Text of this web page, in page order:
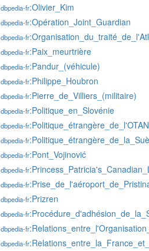
dbpedia-fr:Olivier_Kim
dbpedia-fr:Opération_Joint_Guardian
dbpedia-fr
dbpedia-fr:Paix_meurtrière
dbpedia-fr:Pandur_(véhicule)
dbpedia-fr:Philippe_Houbron
dbpedia-fr:Pierre_de_Villiers_(militaire)
dbpedia-fr:Politique_en_Slovénie
dbpedia-fr:Politique_étrangère_de_l'OTAN
dbpedia-fr
dbpedia-fr:Pont_Vojinović
dbpedia-fr
dbpedia-fr
dbpedia-fr:Prizren
dbpedia-fr
dbpedia-fr
dbpedia-fr